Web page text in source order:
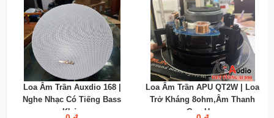
Loa Âm Trần Auxdio 168 |
Nghe Nhạc Có Tiếng Bass
Khỏe
Loa Âm Trần APU QT2W | Loa
Trở Kháng 8ohm,âm Thanh
Cực Hay